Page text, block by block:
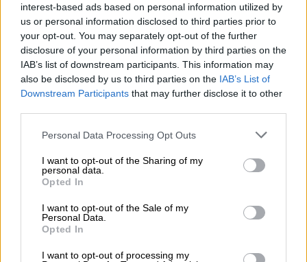
interest-based ads based on personal information utilized by
us or personal information disclosed to third parties prior to
your opt-out. You may separately opt-out of the further
disclosure of your personal information by third parties on the
IAB’s list of downstream participants. This information may
also be disclosed by us to third parties on the IAB’s List of
Downstream Participants that may further disclose it to other
Please note that this website/app uses one or more Google
not limited to your visit or usage behaviour. You may click to
grant or deny consent to Google and its third-party tags to
use your data for below specified purposes in below Google
consent section.
Personal Data Processing Opt Outs
I want to opt-out of the Sharing of my
personal data.
Opted In
I want to opt-out of the Sale of my
Personal Data.
Opted In
I want to opt-out of processing my
Reports indicate four people were on
board, the pilot is believed to have
died at the scene, while three
passengers were seriously injured.
pic.twitter.com/dgRxW3uQrj
(@W0lverineupdate)May 4, 2026
Ανάμεσα στα θύματα βρίσκεται και ο
δημάρχου. Ο Σόουτοαφήνει πίσω του
σύζυγο και δύο παιδιά.